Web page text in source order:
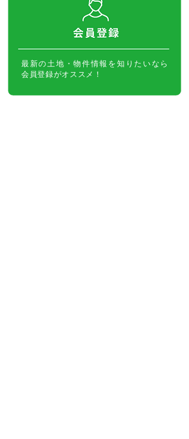
最新の土地・物件情報を知りたいなら
会員登録がオススメ！